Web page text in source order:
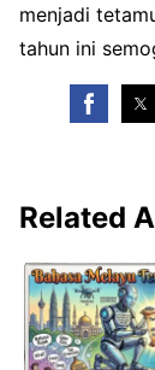
menjadi
tahun ini
Related